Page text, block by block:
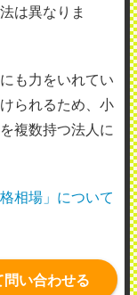
は異なりま
も力をいれてい
られるため、小
複数持つ法人に
相場」について
い合わせる